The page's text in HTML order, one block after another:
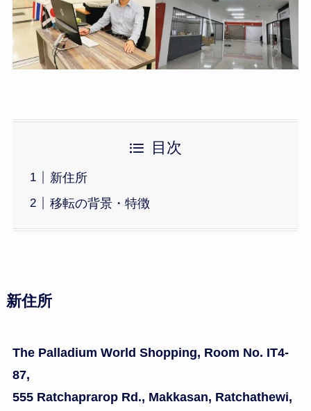
目次
新住所
移転の背景・特徴
新住所
The Palladium World Shopping, Room No. IT4-
87,
555 Ratchaprarop Rd., Makkasan, Ratchathewi,